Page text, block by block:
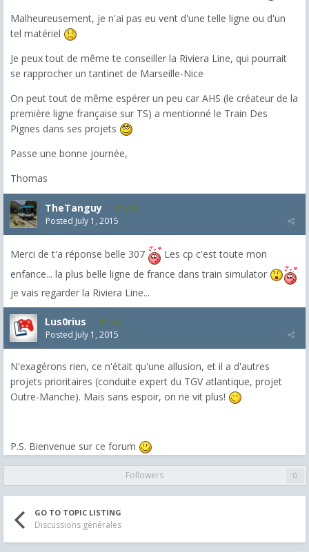
Malheureusement, je n'ai pas eu vent d'une telle ligne ou d'un
tel matériel
Je peux tout de même te conseiller la Riviera Line, qui pourrait
se rapprocher un tantinet de Marseille-Nice
On peut tout de même espérer un peu car AHS (le créateur de la
première ligne française sur TS) a mentionné le Train Des
Pignes dans ses projets
Passe une bonne journée,
Thomas
TheTanguy 160
Posted July 1, 2015
Merci de t'a réponse belle 307
Les cp c'est toute mon
enfance... la plus belle ligne de france dans train simulator
je vais regarder la Riviera Line...
Lus0rius 682
Posted July 1, 2015
N'exagérons rien, ce n'était qu'une allusion, et il a d'autres
projets prioritaires (conduite expert du TGV atlantique, projet
Outre-Manche). Mais sans espoir, on ne vit plus!
P.S. Bienvenue sur ce forum
Followers 0
GO TO TOPIC LISTING
Discussions générales